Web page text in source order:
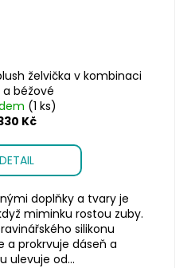
želvička v kombinaci
béžové
(1 ks)
Kč
DETAIL
doplňky a tvary je
miminku rostou zuby.
silikonu
a prokrvuje dáseň a
ulevuje od...